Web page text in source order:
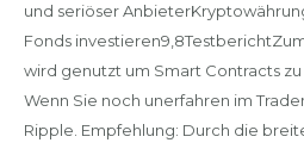
und seriöser
Fonds
wird genutzt um Smart Contracts
Wenn Sie noch unerfahren im
Ripple. Empfehlung: Durch die